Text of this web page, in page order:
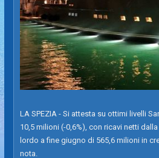
LA SPEZIA - Si attesta su ottimi livelli
10,5 milioni (-0,6%), con ricavi netti
lordo a fine giugno di 565,6 milioni in
nota.